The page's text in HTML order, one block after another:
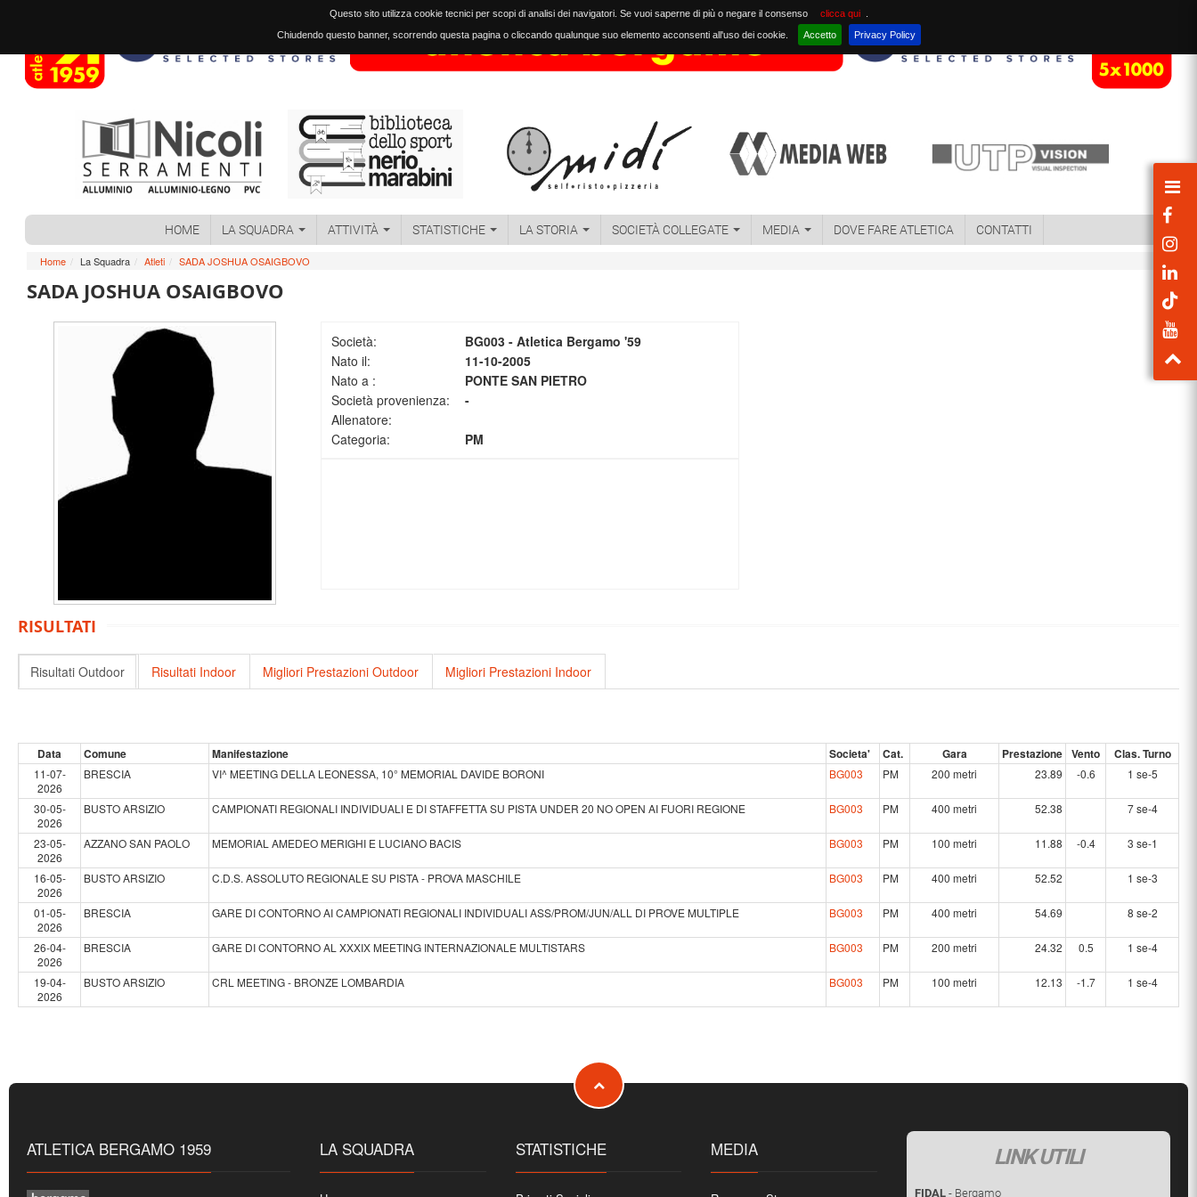
Questo sito utilizza cookie tecnici per scopi di analisi dei navigatori. Se vuoi saperne di più o negare il consenso clicca qui
Chiudendo questo banner, scorrendo questa pagina o cliccando qualunque suo elemento acconsenti all'uso dei cookie.
Accetto Privacy Policy
HOME LA SQUADRA ATTIVITÀ STATISTICHE LA STORIA SOCIETÀ COLLEGATE MEDIA DOVE FARE ATLETICA CONTATTI
Home / La Squadra / Atleti / SADA JOSHUA OSAIGBOVO
SADA JOSHUA OSAIGBOVO
Società:
BG003 - Atletica Bergamo '59
Nato il:
11-10-2005
Nato a :
PONTE SAN PIETRO
Società provenienza:
-
Allenatore:
Categoria:
PM
RISULTATI
Risultati Outdoor Risultati Indoor Migliori Prestazioni Outdoor Migliori Prestazioni Indoor
Data Comune Manifestazione Societa' Cat. Gara Prestazione Vento Clas. Turno
11-07-
2026
BRESCIA VI^ MEETING DELLA LEONESSA, 10° MEMORIAL DAVIDE BORONI BG003 PM 200 metri 23.89 -0.6 1 se-5
30-05-
2026
BUSTO ARSIZIO CAMPIONATI REGIONALI INDIVIDUALI E DI STAFFETTA SU PISTA UNDER 20 NO OPEN AI FUORI REGIONE BG003 PM 400 metri 52.38 7 se-4
23-05-
2026
AZZANO SAN PAOLO MEMORIAL AMEDEO MERIGHI E LUCIANO BACIS BG003 PM 100 metri 11.88 -0.4 3 se-1
16-05-
2026
BUSTO ARSIZIO C.D.S. ASSOLUTO REGIONALE SU PISTA - PROVA MASCHILE BG003 PM 400 metri 52.52 1 se-3
01-05-
2026
BRESCIA GARE DI CONTORNO AI CAMPIONATI REGIONALI INDIVIDUALI ASS/PROM/JUN/ALL DI PROVE MULTIPLE BG003 PM 400 metri 54.69 8 se-2
26-04-
2026
BRESCIA GARE DI CONTORNO AL XXXIX MEETING INTERNAZIONALE MULTISTARS BG003 PM 200 metri 24.32 0.5 1 se-4
19-04-
2026
BUSTO ARSIZIO CRL MEETING - BRONZE LOMBARDIA BG003 PM 100 metri 12.13 -1.7 1 se-4
ATLETICA BERGAMO 1959 LA SQUADRA STATISTICHE MEDIA LINK UTILI
FIDAL- Bergamo